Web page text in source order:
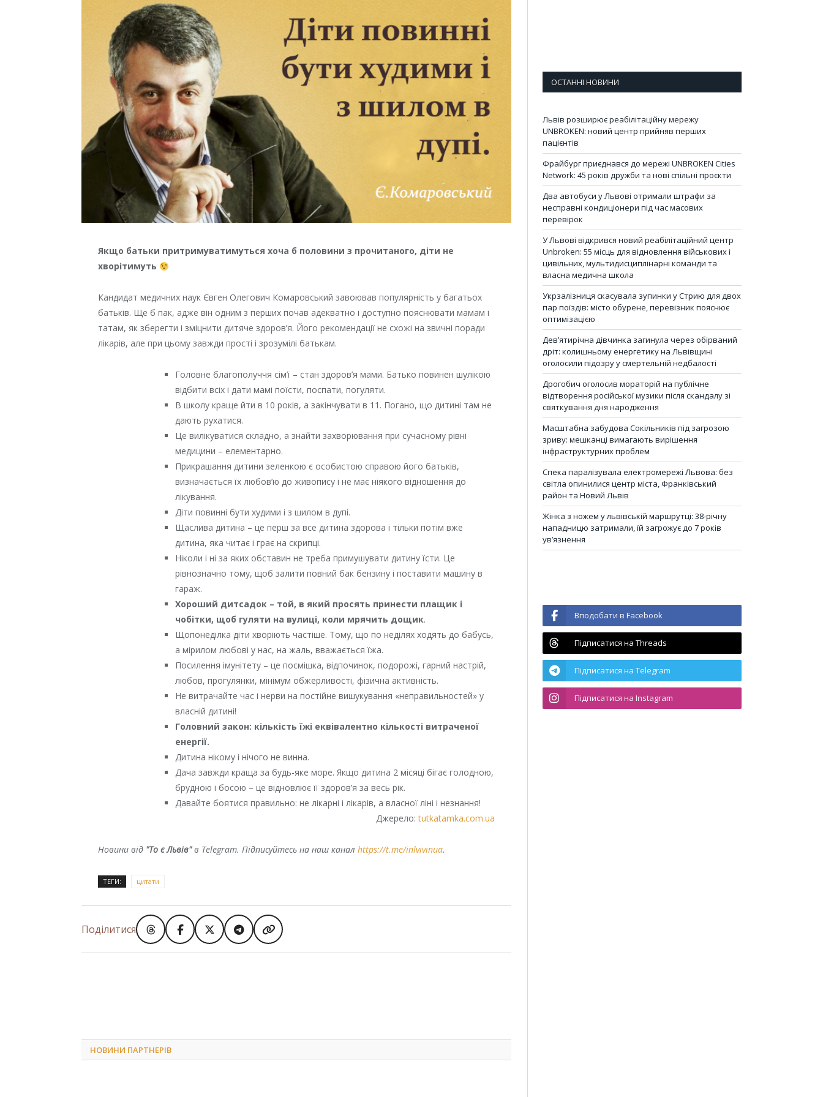
Якщо батьки притримуватимуться хоча б половини з прочитаного, діти не
хворітимуть
Кандидат медичних наук Євген Олегович Комаровський завоював популярність у багатьох
батьків. Ще б пак, адже він одним з перших почав адекватно і доступно пояснювати мамам і
татам, як зберегти і зміцнити дитяче здоров’я. Його рекомендації не схожі на звичні поради
лікарів, але при цьому завжди прості і зрозумілі батькам.
Головне благополуччя сім’ї – стан здоров’я мами. Батько повинен шулікою
відбити всіх і дати мамі поїсти, поспати, погуляти.
В школу краще йти в 10 років, а закінчувати в 11. Погано, що дитині там не
дають рухатися.
Це вилікуватися складно, а знайти захворювання при сучасному рівні
медицини – елементарно.
Прикрашання дитини зеленкою є особистою справою його батьків,
визначається їх любов’ю до живопису і не має ніякого відношення до
лікування.
Діти повинні бути худими і з шилом в дупі.
Щаслива дитина – це перш за все дитина здорова і тільки потім вже
дитина, яка читає і грає на скрипці.
Ніколи і ні за яких обставин не треба примушувати дитину їсти. Це
рівнозначно тому, щоб залити повний бак бензину і поставити машину в
гараж.
Хороший дитсадок – той, в який просять принести плащик і
чобітки, щоб гуляти на вулиці, коли мрячить дощик.
Щопонеділка діти хворіють частіше. Тому, що по неділях ходять до бабусь,
а мірилом любові у нас, на жаль, вважається їжа.
Посилення імунітету – це посмішка, відпочинок, подорожі, гарний настрій,
любов, прогулянки, мінімум обжерливості, фізична активність.
Не витрачайте час і нерви на постійне вишукування «неправильностей» у
власній дитині!
Головний закон: кількість їжі еквівалентно кількості витраченої
енергії.
Дитина нікому і нічого не винна.
Дача завжди краща за будь-яке море. Якщо дитина 2 місяці бігає голодною,
брудною і босою – це відновлює її здоров’я за весь рік.
Давайте боятися правильно: не лікарні і лікарів, а власної ліні і незнання!
Джерело:tutkatamka.com.ua
Новини від "То є Львів"в Telegram. Підписуйтесь на наш каналhttps://t.me/inlvivinua.
ТЕГИ: цитати
Поділитися
НОВИНИ ПАРТНЕРІВ
ОСТАННІ НОВИНИ
Львів розширює реабілітаційну мережу
UNBROKEN: новий центр прийняв перших
пацієнтів
Фрайбург приєднався до мережі UNBROKEN Cities
Network: 45 років дружби та нові спільні проєкти
Два автобуси у Львові отримали штрафи за
несправні кондиціонери під час масових
перевірок
У Львові відкрився новий реабілітаційний центр
Unbroken: 55 місць для відновлення військових і
цивільних, мультидисциплінарні команди та
власна медична школа
Укрзалізниця скасувала зупинки у Стрию для двох
пар поїздів: місто обурене, перевізник пояснює
оптимізацією
Дев’ятирічна дівчинка загинула через обірваний
дріт: колишньому енергетику на Львівщині
оголосили підозру у смертельній недбалості
Дрогобич оголосив мораторій на публічне
відтворення російської музики після скандалу зі
святкування дня народження
Масштабна забудова Сокільників під загрозою
зриву: мешканці вимагають вирішення
інфраструктурних проблем
Спека паралізувала електромережі Львова: без
світла опинилися центр міста, Франківський
район та Новий Львів
Жінка з ножем у львівській маршрутці: 38-річну
нападницю затримали, їй загрожує до 7 років
ув’язнення
Вподобати в Facebook
Підписатися на Threads
Підписатися на Telegram
Підписатися на Instagram